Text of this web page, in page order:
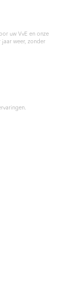
uw VvE en onze
jaar weer, zonder